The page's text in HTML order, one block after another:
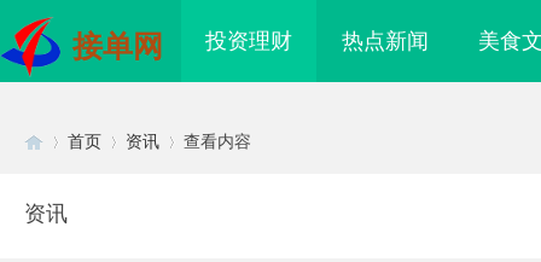
接单网 投资理财 热点新闻 美食
首页 资讯 查看内容
资讯